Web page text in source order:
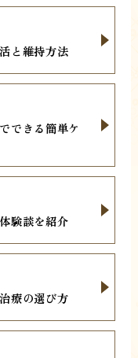
と維持方法
できる簡単ケ
験談を紹介
療の選び方